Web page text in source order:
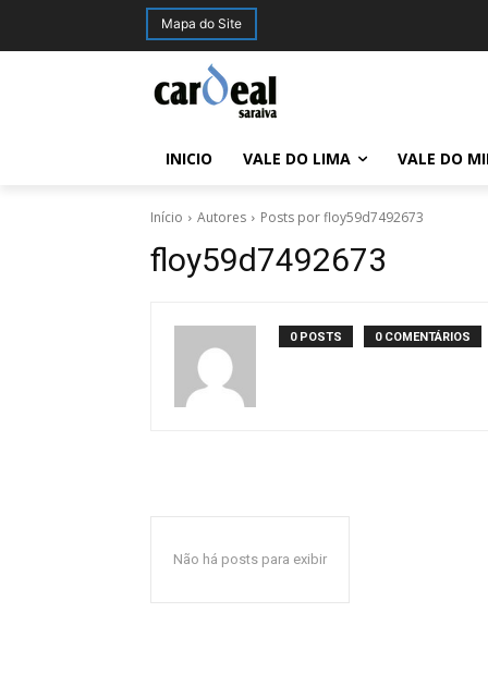
Mapa do Site
INICIO VALE DO LIMA VALE DO
Início Autores Posts por floy59d7492673
floy59d7492673
0 POSTS 0 COMENTÁRIOS
Não há posts para exibir